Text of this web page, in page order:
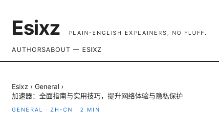
Esixz PLAIN-ENGLISH EXPLAINERS, NO FLUFF.
AUTHORSABOUT — ESIXZ
Esixz › General ›
加速器：全面指南与实用技巧，提升网络体验与隐私保护
GENERAL · ZH-CN · 2 MIN